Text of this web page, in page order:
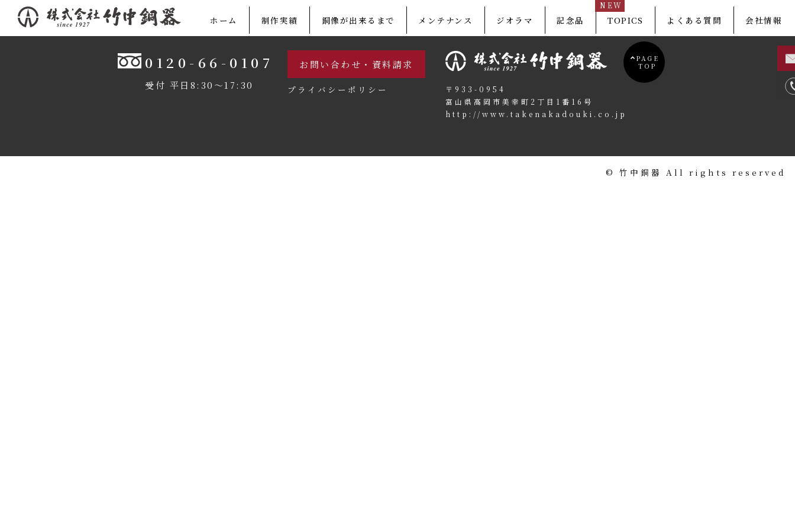
ホーム 制作実績 銅像が出来るまで メンテナンス ジオラマ 記念品 TOPICS
NEW
よくある質問 会社情報
0120-66-0107
受付 平日8:30〜17:30
お問い合わせ・資料請求
プライバシーポリシー
〒933-0954
富山県高岡市美幸町2丁目1番16号
http://www.takenakadouki.co.jp
PAGE
TOP
©️ 竹中銅器 All rights reserved